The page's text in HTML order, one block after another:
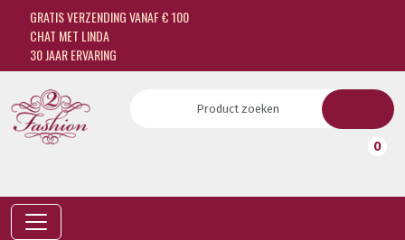
GRATIS VERZENDING VANAF € 100
CHAT MET LINDA
30 JAAR ERVARING
0